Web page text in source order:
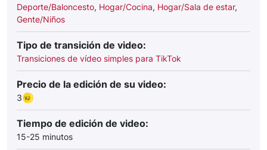
Deporte/Baloncesto, Hogar/Cocina, Hogar/Sala de estar,
Gente/Niños
Tipo de transición de video:
Transiciones de vídeo simples para TikTok
Precio de la edición de su video:
3
Tiempo de edición de video:
15-25 minutos